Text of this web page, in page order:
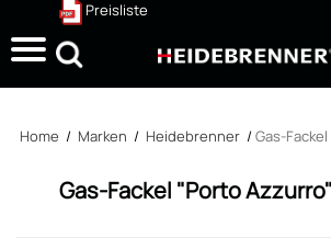
Preisliste
Suche
Home / Marken / Heidebrenner / Gas-
Gas-Fackel "Porto